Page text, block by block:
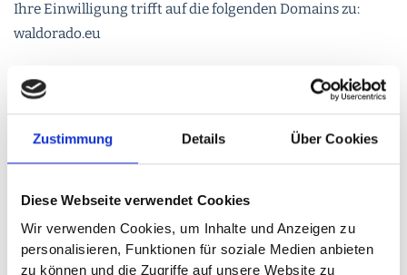
Zustimmung Details Über Cookies
Diese Webseite verwendet Cookies
Wir verwenden Cookies, um Inhalte und Anzeigen zu
personalisieren, Funktionen für soziale Medien anbieten
zu können und die Zugriffe auf unsere Website zu
Ihre Einwilligung trifft auf die folgenden Domains zu:
waldorado.eu
Ihr aktueller Zustand: Ablehnen.
Einwilligung ändern
Die Cookie-Erklärung wurde das letzte Mal am 28/09/2023
Notwendig (2)
Notwendige Cookies helfen dabei, eine Webseite